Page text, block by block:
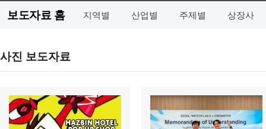
보도자료 홈 지역별 산업별 주제별 상장사
사진 보도자료